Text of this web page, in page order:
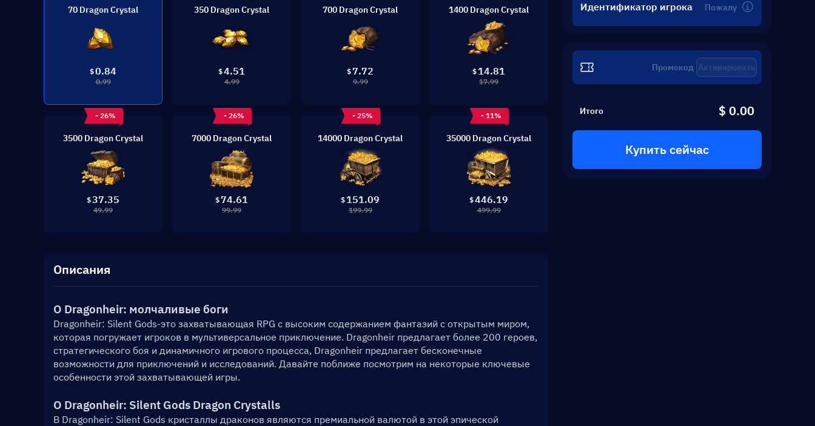
70 Dragon Crystal
$0.84
0.99
350 Dragon Crystal
$4.51
4.99
700 Dragon Crystal
$ 7.72
9.99
1400 Dragon Crystal
$ 14.81
17.99
- 26%
3500 Dragon Crystal
$37.35
49.99
- 26%
7000 Dragon Crystal
$ 74.61
99.99
- 25%
14000 Dragon Crystal
$ 151.09
199.99
- 11%
35000 Dragon Crystal
$446.19
499.99
Описания
О Dragonheir: молчаливые боги
Dragonheir: Silent Gods-это захватывающая RPG с высоким содержанием фантазий с открытым миром,
которая погружает игроков в мультиверсальное приключение. Dragonheir предлагает более 200 героев,
стратегического боя и динамичного игрового процесса, Dragonheir предлагает бесконечные
возможности для приключений и исследований. Давайте поближе посмотрим на некоторые ключевые
особенности этой захватывающей игры.
О Dragonheir: Silent Gods Dragon Crystalls
В Dragonheir: Silent Gods кристаллы драконов являются премиальной валютой в этой эпической
Идентификатор игрока
Активировать
Итого $ 0.00
Купить сейчас